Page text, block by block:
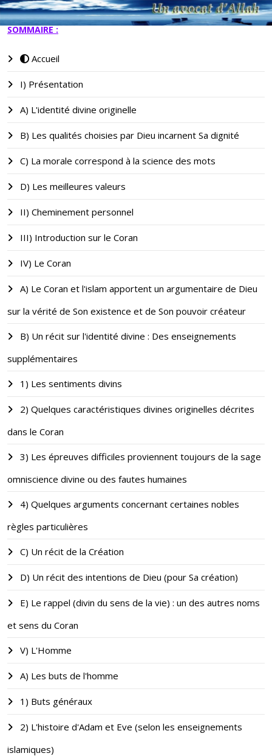
SOMMAIRE :
Accueil
I) Présentation
A) L'identité divine originelle
B) Les qualités choisies par Dieu incarnent Sa dignité
C) La morale correspond à la science des mots
D) Les meilleures valeurs
II) Cheminement personnel
III) Introduction sur le Coran
IV) Le Coran
A) Le Coran et l'islam apportent un argumentaire de Dieu
sur la vérité de Son existence et de Son pouvoir créateur
B) Un récit sur l'identité divine : Des enseignements
supplémentaires
1) Les sentiments divins
2) Quelques caractéristiques divines originelles décrites
dans le Coran
3) Les épreuves difficiles proviennent toujours de la sage
omniscience divine ou des fautes humaines
4) Quelques arguments concernant certaines nobles
règles particulières
C) Un récit de la Création
D) Un récit des intentions de Dieu (pour Sa création)
E) Le rappel (divin du sens de la vie) : un des autres noms
et sens du Coran
V) L'Homme
A) Les buts de l'homme
1) Buts généraux
2) L'histoire d'Adam et Eve (selon les enseignements
islamiques)